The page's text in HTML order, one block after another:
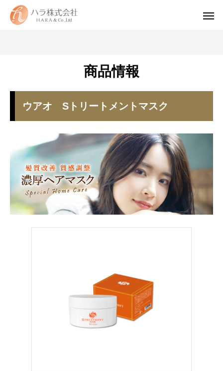
WUAO
商品情報
ウアオ Sトリートメントマスク